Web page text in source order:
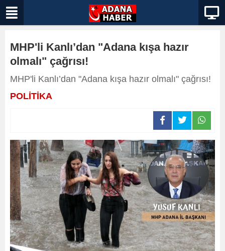
MHP'li Kanlı’dan "Adana kışa hazır
olmalı" çağrısı!
MHP'li Kanlı’dan "Adana kışa hazır olmalı" çağrısı!
POLİTİKA